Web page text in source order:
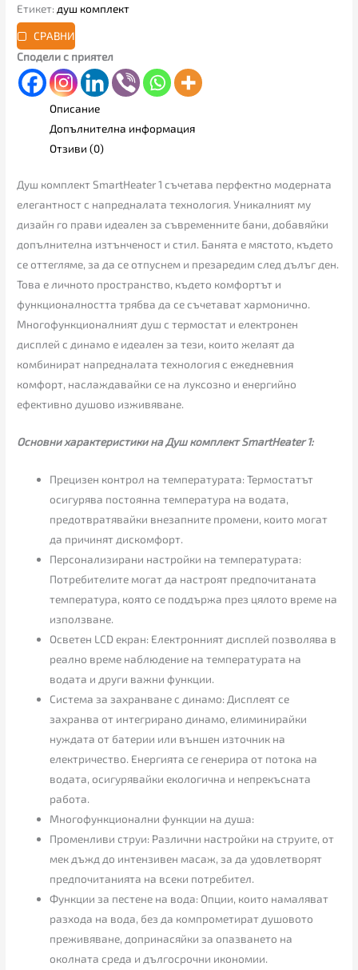
Етикет: душ комплект
СРАВНИ
Сподели с приятел
Описание
Допълнителна информация
Отзиви (0)
Душ комплект SmartHeater 1 съчетава перфектно модерната
елегантност с напредналата технология. Уникалният му
дизайн го прави идеален за съвременните бани, добавяйки
допълнителна изтънченост и стил. Банята е мястото, където
се оттегляме, за да се отпуснем и презаредим след дълъг ден.
Това е личното пространство, където комфортът и
функционалността трябва да се съчетават хармонично.
Многофункционалният душ с термостат и електронен
дисплей с динамо е идеален за тези, които желаят да
комбинират напредналата технология с ежедневния
комфорт, наслаждавайки се на луксозно и енергийно
ефективно душово изживяване.
Основни характеристики на Душ комплект SmartHeater 1:
Прецизен контрол на температурата: Термостатът
осигурява постоянна температура на водата,
предотвратявайки внезапните промени, които могат
да причинят дискомфорт.
Персонализирани настройки на температурата:
Потребителите могат да настроят предпочитаната
температура, която се поддържа през цялото време на
използване.
Осветен LCD екран: Електронният дисплей позволява в
реално време наблюдение на температурата на
водата и други важни функции.
Система за захранване с динамо: Дисплеят се
захранва от интегрирано динамо, елиминирайки
нуждата от батерии или външен източник на
електричество. Енергията се генерира от потока на
водата, осигурявайки екологична и непрекъсната
работа.
Многофункционални функции на душа:
Променливи струи: Различни настройки на струите, от
мек дъжд до интензивен масаж, за да удовлетворят
предпочитанията на всеки потребител.
Функции за пестене на вода: Опции, които намаляват
разхода на вода, без да компрометират душовото
преживяване, допринасяйки за опазването на
околната среда и дългосрочни икономии.